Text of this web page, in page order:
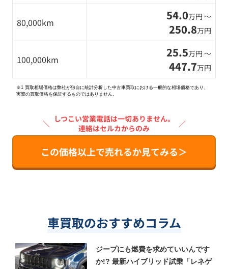
80,000km 54.0万円 〜
250.8万円
100,000km 25.5万円 〜
447.7万円
※1 買取相場価格は弊社が独自に統計分析した中古車買取における一般的な相場価格であり、
実際の買取価格を保証するものではありません。
＼ しつこい営業電話は一切ありません。
連絡はセルカからのみ
／
この価格以上で売れるか見てみる＞
車買取のおすすめコラム
ジープにも燃費を求めていいんです
か!? 最新ハイブリッド試乗「レネゲ